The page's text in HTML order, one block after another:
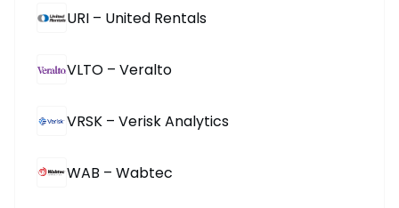
URI – United Rentals
VLTO – Veralto
VRSK – Verisk Analytics
WAB – Wabtec